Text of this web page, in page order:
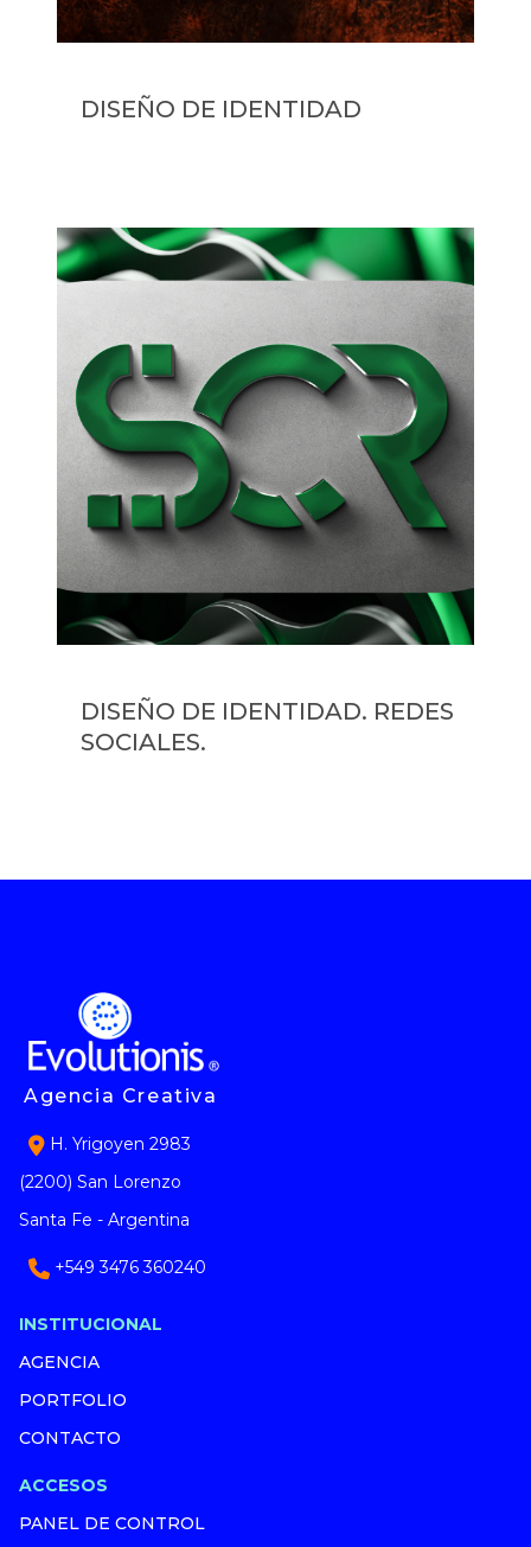
DISEÑO DE IDENTIDAD
DISEÑO DE IDENTIDAD. REDES
SOCIALES.
Agencia Creativa
H. Yrigoyen 2983
(2200) San Lorenzo
Santa Fe - Argentina
+549 3476 360240
INSTITUCIONAL
AGENCIA
PORTFOLIO
CONTACTO
ACCESOS
PANEL DE CONTROL